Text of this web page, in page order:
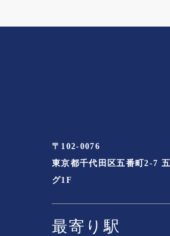
〒102-0076
東京都千代田区五番町2-7
グ1F
最寄り駅